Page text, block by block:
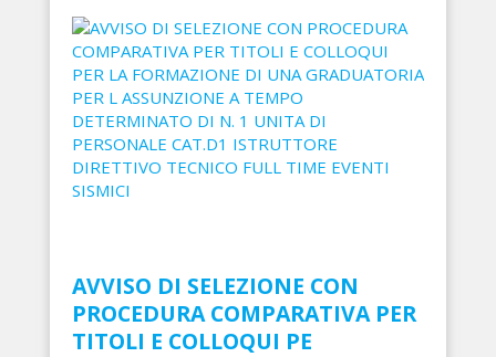
AVVISO DI SELEZIONE CON
PROCEDURA COMPARATIVA PER
TITOLI E COLLOQUI PE